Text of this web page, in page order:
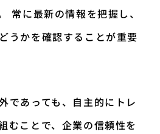
常に最新の情報を把握し、
うかを確認することが重要
であっても、自主的にトレ
むことで、企業の信頼性を